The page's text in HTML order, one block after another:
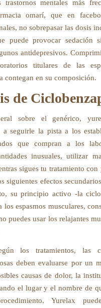
mentales más
omarí, que en
no sobrepasar las dosis
puede provocar sedación
antidepresivos.
titulares de las
contegan en su composición.
de
sobre el genérico,
a seguirle la pista a los
que compran a los
inusuales, utilizar
sigues tu tratamiento con
siguientes efectos
su principio activo -la
espasmos musculares,
puedes usar los relajantes
los tratamientos, las
deben evaluarse por un
causas de dolor, la
el lugar y el nombre de
Yurelax